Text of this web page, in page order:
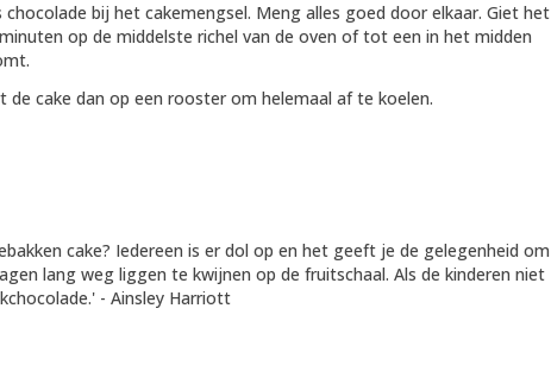
bij het cakemengsel. Meng alles goed door elkaar. Giet het
op de middelste richel van de oven of tot een in het midden
cake dan op een rooster om helemaal af te koelen.
cake? Iedereen is er dol op en het geeft je de gelegenheid om
lang weg liggen te kwijnen op de fruitschaal. Als de kinderen niet
- Ainsley Harriott